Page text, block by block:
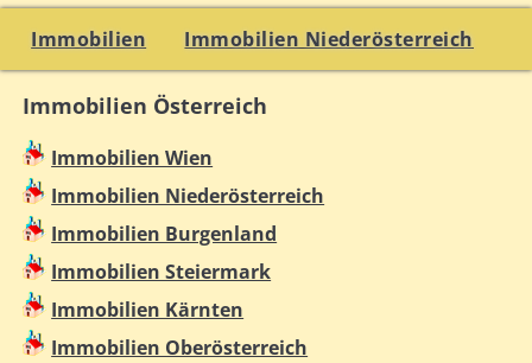
Immobilien Immobilien Niederösterreich
Immobilien Österreich
Immobilien Wien
Immobilien Niederösterreich
Immobilien Burgenland
Immobilien Steiermark
Immobilien Kärnten
Immobilien Oberösterreich